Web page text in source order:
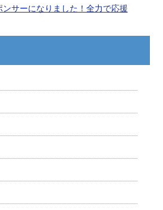
サーになりました！全力で応援